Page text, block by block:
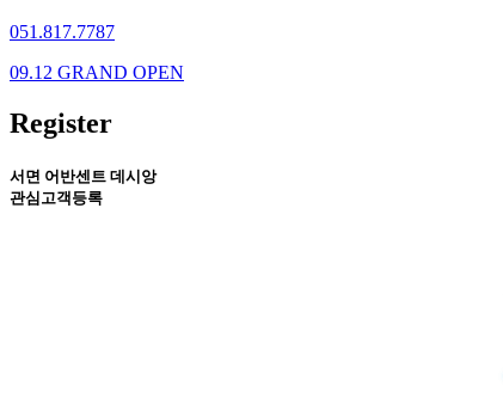
051.817.7787
09.12 GRAND OPEN
Register
서면 어반센트 데시앙
관심고객등록